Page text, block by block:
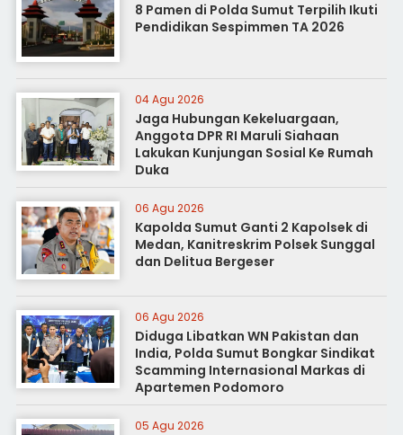
8 Pamen di Polda Sumut Terpilih Ikuti
Pendidikan Sespimmen TA 2026
04 Agu 2026
Jaga Hubungan Kekeluargaan,
Anggota DPR RI Maruli Siahaan
Lakukan Kunjungan Sosial Ke Rumah
Duka
06 Agu 2026
Kapolda Sumut Ganti 2 Kapolsek di
Medan, Kanitreskrim Polsek Sunggal
dan Delitua Bergeser
06 Agu 2026
Diduga Libatkan WN Pakistan dan
India, Polda Sumut Bongkar Sindikat
Scamming Internasional Markas di
Apartemen Podomoro
05 Agu 2026